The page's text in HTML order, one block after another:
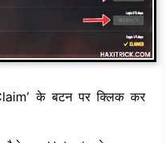
के बटन पर क्लिक कर